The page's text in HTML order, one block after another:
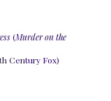
(Murder on the
Century Fox)